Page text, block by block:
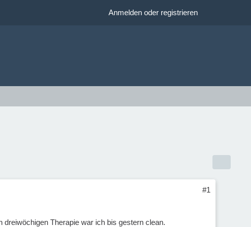
Anmelden oder registrieren
#1
Therapie war ich bis gestern clean.